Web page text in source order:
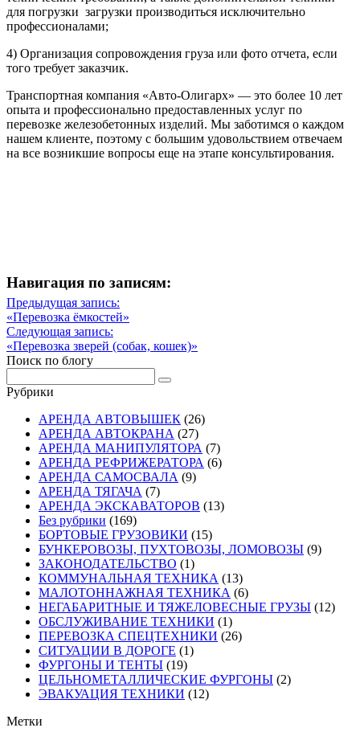
для погрузки загрузки производиться исключительно
профессионалами;
4) Организация сопровождения груза или фото отчета, если
того требует заказчик.
Транспортная компания «Авто-Олигарх» — это более 10 лет
опыта и профессионально предоставленных услуг по
перевозке железобетонных изделий. Мы заботимся о каждом
нашем клиенте, поэтому с большим удовольствием отвечаем
на все возникшие вопросы еще на этапе консультирования.
Навигация по записям:
Навигация
по
записям
Предыдущая запись:
Предыдущая
запись
«Перевозка ёмкостей»
Следующая запись:
Следующая
запись
«Перевозка зверей (собак, кошек)»
Поиск по блогу
Рубрики
АРЕНДА АВТОВЫШЕК (26)
АРЕНДА АВТОКРАНА (27)
АРЕНДА МАНИПУЛЯТОРА (7)
АРЕНДА РЕФРИЖЕРАТОРА (6)
АРЕНДА САМОСВАЛА (9)
АРЕНДА ТЯГАЧА (7)
АРЕНДА ЭКСКАВАТОРОВ (13)
Без рубрики (169)
БОРТОВЫЕ ГРУЗОВИКИ (15)
БУНКЕРОВОЗЫ, ПУХТОВОЗЫ, ЛОМОВОЗЫ (9)
ЗАКОНОДАТЕЛЬСТВО (1)
КОММУНАЛЬНАЯ ТЕХНИКА (13)
МАЛОТОННАЖНАЯ ТЕХНИКА (6)
НЕГАБАРИТНЫЕ И ТЯЖЕЛОВЕСНЫЕ ГРУЗЫ (12)
ОБСЛУЖИВАНИЕ ТЕХНИКИ (1)
ПЕРЕВОЗКА СПЕЦТЕХНИКИ (26)
СИТУАЦИИ В ДОРОГЕ (1)
ФУРГОНЫ И ТЕНТЫ (19)
ЦЕЛЬНОМЕТАЛЛИЧЕСКИЕ ФУРГОНЫ (2)
ЭВАКУАЦИЯ ТЕХНИКИ (12)
Метки